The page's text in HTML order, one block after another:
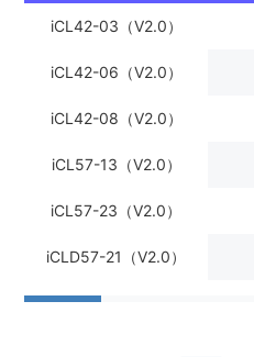
iCL42-03（V2.0）
iCL42-06（V2.0）
iCL42-08（V2.0）
iCL57-13（V2.0）
iCL57-23（V2.0）
iCLD57-21（V2.0）